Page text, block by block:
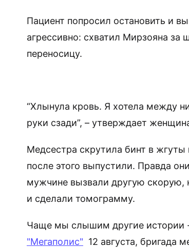
Пациент попросил остановить и
агрессивно: схватил Мирзояна
переносицу.
“Хлынула кровь. Я хотела между
руки сзади”, – утверждает
Медсестра скрутила бинт в
после этого выпустили. Правда
мужчине вызвали другую скорую,
и сделали томограмму.
Чаще мы слышим другие истории
"Мегаполис" 12 августа, бригада